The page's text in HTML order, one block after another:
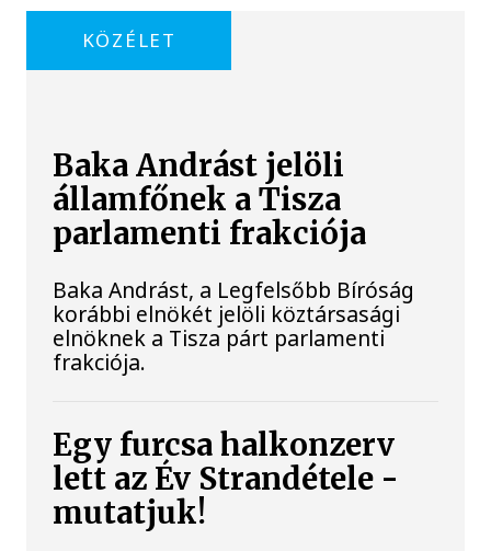
KÖZÉLET
Baka Andrást jelöli
államfőnek a Tisza
parlamenti frakciója
Baka Andrást, a Legfelsőbb Bíróság
korábbi elnökét jelöli köztársasági
elnöknek a Tisza párt parlamenti
frakciója.
Egy furcsa halkonzerv
lett az Év Strandétele -
mutatjuk!